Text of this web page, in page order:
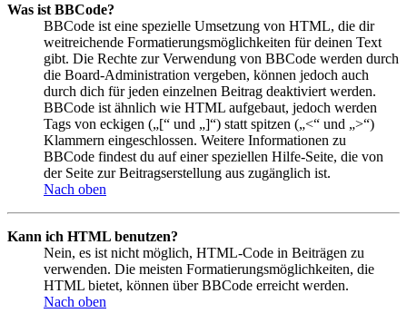
Was ist BBCode?
BBCode ist eine spezielle Umsetzung von HTML, die dir
weitreichende Formatierungsmöglichkeiten für deinen Text
gibt. Die Rechte zur Verwendung von BBCode werden durch
die Board-Administration vergeben, können jedoch auch
durch dich für jeden einzelnen Beitrag deaktiviert werden.
BBCode ist ähnlich wie HTML aufgebaut, jedoch werden
Tags von eckigen („[“ und „]“) statt spitzen („<“ und „>“)
Klammern eingeschlossen. Weitere Informationen zu
BBCode findest du auf einer speziellen Hilfe-Seite, die von
der Seite zur Beitragserstellung aus zugänglich ist.
Nach oben
Kann ich HTML benutzen?
Nein, es ist nicht möglich, HTML-Code in Beiträgen zu
verwenden. Die meisten Formatierungsmöglichkeiten, die
HTML bietet, können über BBCode erreicht werden.
Nach oben